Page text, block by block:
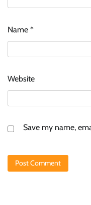
Name *
Website
Save my name,